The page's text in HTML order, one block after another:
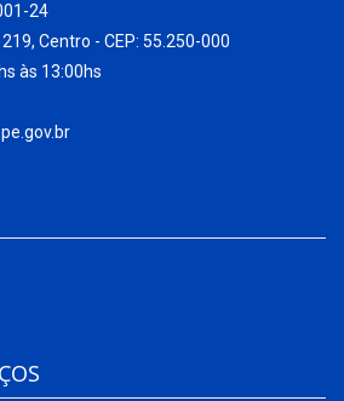
24
Centro - CEP: 55.250-000
às 13:00hs